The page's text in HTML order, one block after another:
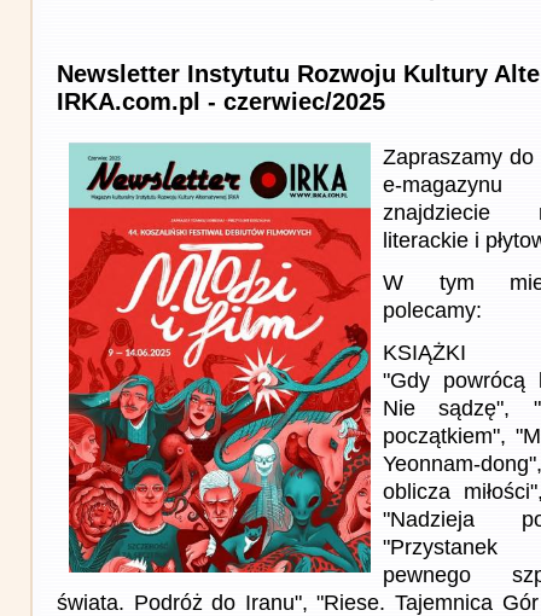
Newsletter Instytutu Rozwoju Kultury
IRKA.com.pl - czerwiec/2025
Zapraszamy
e-
znajdziecie
literackie i
W tym
polecamy:
KSIĄŻKI
"Gdy powrócą
Nie sądzę",
początkiem",
Yeonnam-
oblicza
"Nadzieja
pewnego
świata. Podróż do Iranu", "Riese. Tajemnica